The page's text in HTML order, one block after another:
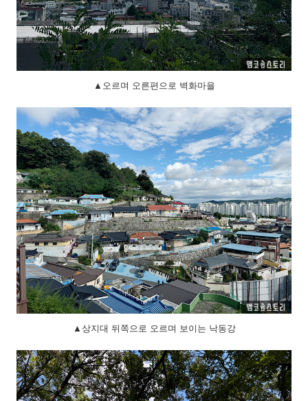
▲오르며 오른편으로 벽화마을
▲상지대 뒤쪽으로 오르며 보이는 낙동강